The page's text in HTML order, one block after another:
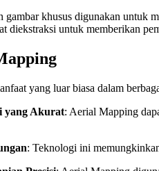
gambar khusus digunakan untuk
diekstraksi untuk memberikan
yang luar biasa dalam
yang Akurat: Aerial Mapping
: Teknologi ini